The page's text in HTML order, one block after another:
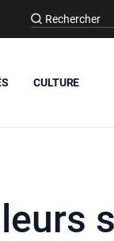
CULTURE